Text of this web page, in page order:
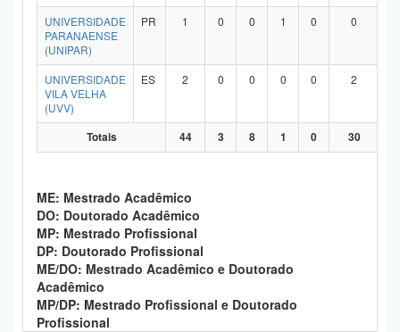
UNIVERSIDADE
PARANAENSE
(UNIPAR)
PR 1 0 0 1 0 0
UNIVERSIDADE
VILA VELHA
(UVV)
ES 2 0 0 0 0 2
Totais 44 3 8 1 0 30
ME: Mestrado Acadêmico
DO: Doutorado Acadêmico
MP: Mestrado Profissional
DP: Doutorado Profissional
ME/DO: Mestrado Acadêmico e Doutorado
Acadêmico
MP/DP: Mestrado Profissional e Doutorado
Profissional